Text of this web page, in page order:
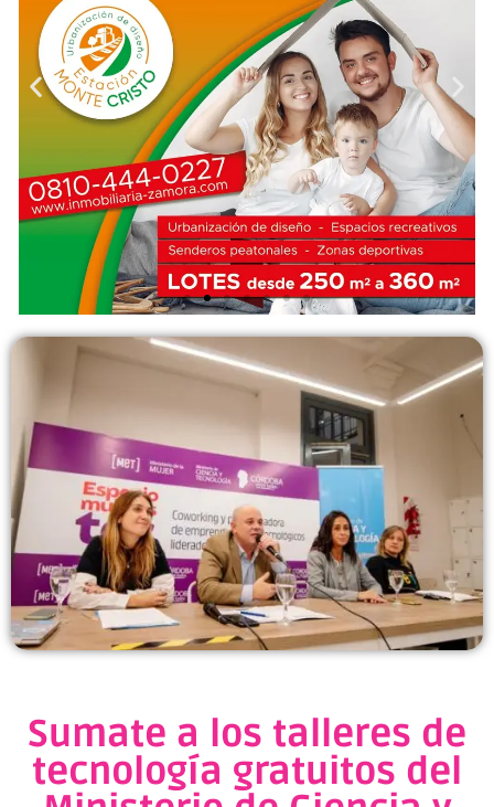
Sumate a los talleres de
tecnología gratuitos del